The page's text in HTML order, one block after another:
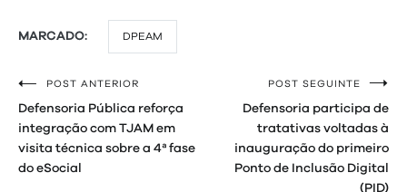
MARCADO: DPEAM
Navegação
de
Post
POST ANTERIOR
Defensoria Pública reforça
integração com TJAM em
visita técnica sobre a 4ª fase
do eSocial
POST SEGUINTE
Defensoria participa de
tratativas voltadas à
inauguração do primeiro
Ponto de Inclusão Digital
(PID)